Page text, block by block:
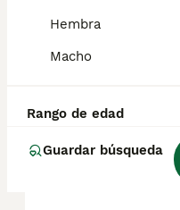
Hembra
Macho
Rango de edad
Guardar búsqueda
criadores
Informarse bien y
¿Qué es un